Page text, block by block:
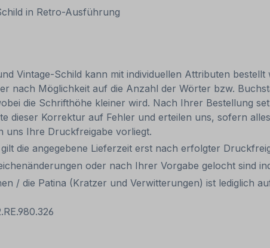
in Retro-Ausführung
Vintage-Schild kann mit individuellen Attributen
nach Möglichkeit auf die Anzahl der Wörter bzw.
die Schrifthöhe kleiner wird. Nach Ihrer Bestellung
dieser Korrektur auf Fehler und erteilen uns, sofern
uns Ihre Druckfreigabe vorliegt.
die angegebene Lieferzeit erst nach erfolgter
oder nach Ihrer Vorgabe gelocht sind
/ die Patina (Kratzer und Verwitterungen) ist lediglich